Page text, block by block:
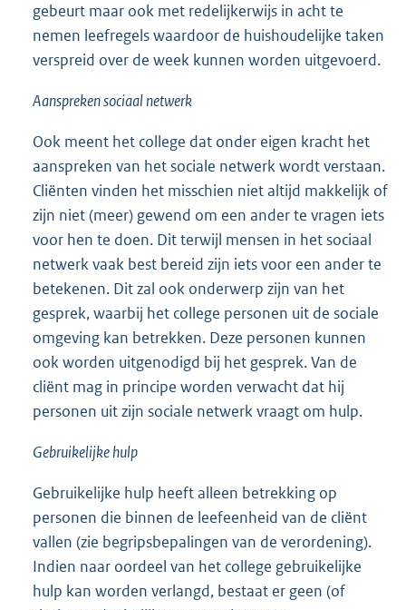
gebeurt maar ook met redelijkerwijs in acht te
nemen leefregels waardoor de huishoudelijke taken
verspreid over de week kunnen worden uitgevoerd.
Aanspreken sociaal netwerk
Ook meent het college dat onder eigen kracht het
aanspreken van het sociale netwerk wordt verstaan.
Cliënten vinden het misschien niet altijd makkelijk of
zijn niet (meer) gewend om een ander te vragen iets
voor hen te doen. Dit terwijl mensen in het sociaal
netwerk vaak best bereid zijn iets voor een ander te
betekenen. Dit zal ook onderwerp zijn van het
gesprek, waarbij het college personen uit de sociale
omgeving kan betrekken. Deze personen kunnen
ook worden uitgenodigd bij het gesprek. Van de
cliënt mag in principe worden verwacht dat hij
personen uit zijn sociale netwerk vraagt om hulp.
Gebruikelijke hulp
Gebruikelijke hulp heeft alleen betrekking op
personen die binnen de leefeenheid van de cliënt
vallen (zie begripsbepalingen van de verordening).
Indien naar oordeel van het college gebruikelijke
hulp kan worden verlangd, bestaat er geen (of